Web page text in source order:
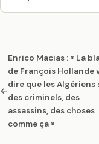
←
Enrico Macias : « La
de François Hollande
dire que les Algériens
des criminels, des
assassins, des choses
comme ça »